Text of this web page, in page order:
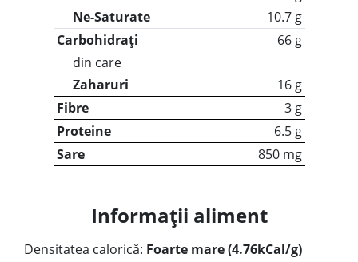
Ne-Saturate
10.7 g
Carbohidrați
66 g
din care
Zaharuri
16 g
Fibre
3 g
Proteine
6.5 g
Sare
850 mg
Informații aliment
Densitatea calorică: Foarte mare (4.76kCal/g)